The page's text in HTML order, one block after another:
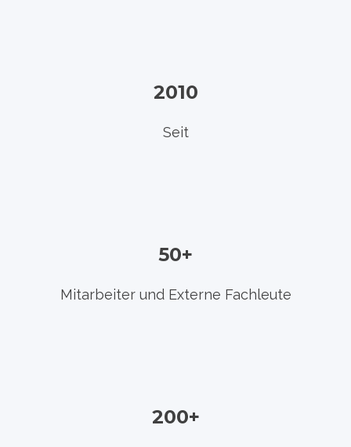
2010
Seit
50+
Mitarbeiter und Externe Fachleute
200+